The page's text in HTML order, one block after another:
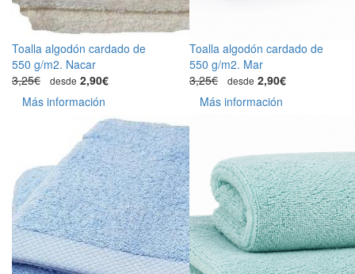
Toalla algodón cardado de
550 g/m2. Nacar
3,25€
desde 2,90€
Más información
Toalla algodón cardado de
550 g/m2. Mar
3,25€
desde 2,90€
Más información